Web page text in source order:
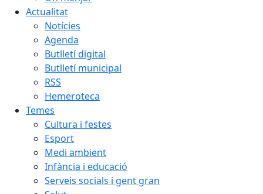
Actualitat
Notícies
Agenda
Butlletí digital
Butlletí municipal
RSS
Hemeroteca
Temes
Cultura i festes
Esport
Medi ambient
Infància i educació
Serveis socials i gent gran